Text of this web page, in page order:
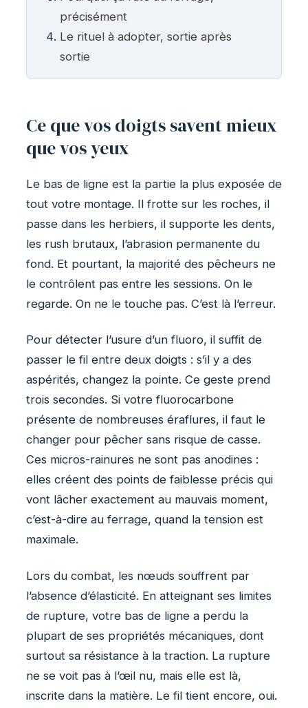
précisément
Le rituel à adopter, sortie après
sortie
Ce que vos doigts savent mieux
que vos yeux
Le bas de ligne est la partie la plus exposée de
tout votre montage. Il frotte sur les roches, il
passe dans les herbiers, il supporte les dents,
les rush brutaux, l’abrasion permanente du
fond. Et pourtant, la majorité des pêcheurs ne
le contrôlent pas entre les sessions. On le
regarde. On ne le touche pas. C’est là l’erreur.
Pour détecter l’usure d’un fluoro, il suffit de
passer le fil entre deux doigts : s’il y a des
aspérités, changez la pointe. Ce geste prend
trois secondes. Si votre fluorocarbone
présente de nombreuses éraflures, il faut le
changer pour pêcher sans risque de casse.
Ces micros-rainures ne sont pas anodines :
elles créent des points de faiblesse précis qui
vont lâcher exactement au mauvais moment,
c’est-à-dire au ferrage, quand la tension est
maximale.
Lors du combat, les nœuds souffrent par
l’absence d’élasticité. En atteignant ses limites
de rupture, votre bas de ligne a perdu la
plupart de ses propriétés mécaniques, dont
surtout sa résistance à la traction. La rupture
ne se voit pas à l’œil nu, mais elle est là,
inscrite dans la matière. Le fil tient encore, oui.